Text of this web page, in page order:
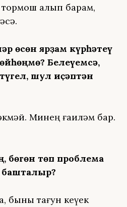
тормош алып барам,
өсөн ярҙам күрһәтеү
Белеүемсә,
шул иҫәптән
Минең ғаиләм бар.
бөгөн төп проблема
башталыр?
быны тағун кеүек